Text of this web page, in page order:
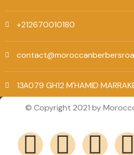
+212670010180
13A079 GH12 M'HAMID
© Copyright 2021 by